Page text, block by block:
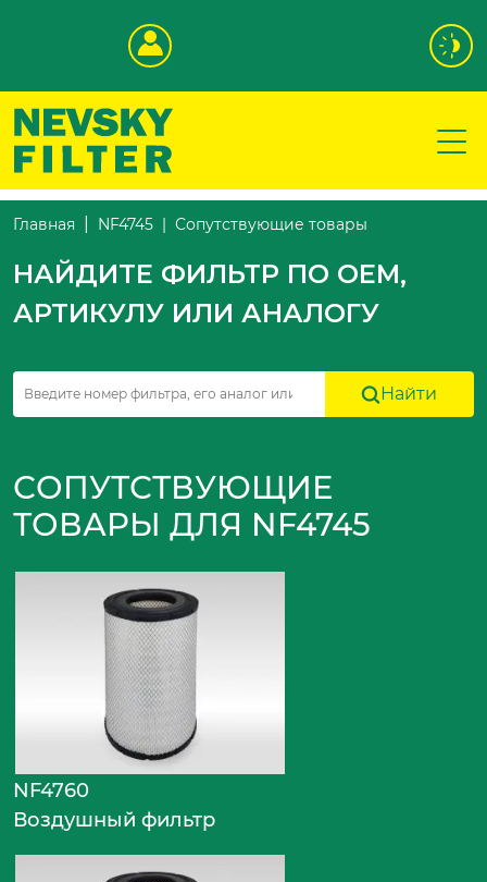
Главная NF4745 Сопутствующие товары
НАЙДИТЕ ФИЛЬТР ПО OEM,
АРТИКУЛУ ИЛИ АНАЛОГУ
Найти
СОПУТСТВУЮЩИЕ
ТОВАРЫ ДЛЯ NF4745
NF4760
Воздушный фильтр